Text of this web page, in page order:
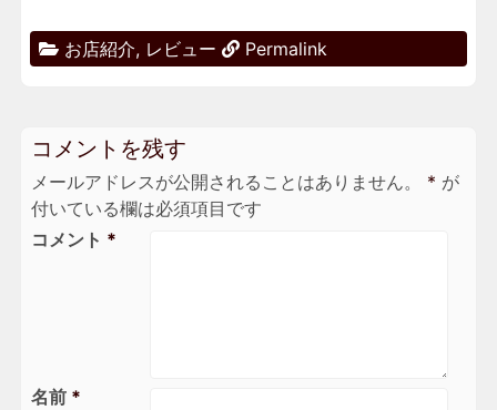
お店紹介, レビュー Permalink
コメントを残す
メールアドレスが公開されることはありません。 * が
付いている欄は必須項目です
コメント *
名前 *